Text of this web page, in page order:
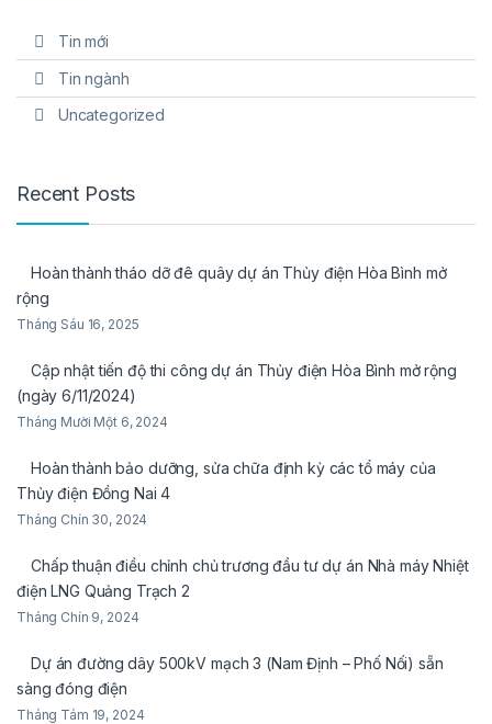
Tin mới
Tin ngành
Uncategorized
Recent Posts
Hoàn thành tháo dỡ đê quây dự án Thủy điện Hòa Bình mở
rộng
Tháng Sáu 16, 2025
Cập nhật tiến độ thi công dự án Thủy điện Hòa Bình mở rộng
(ngày 6/11/2024)
Tháng Mười Một 6, 2024
Hoàn thành bảo dưỡng, sửa chữa định kỳ các tổ máy của
Thủy điện Đồng Nai 4
Tháng Chín 30, 2024
Chấp thuận điều chỉnh chủ trương đầu tư dự án Nhà máy Nhiệt
điện LNG Quảng Trạch 2
Tháng Chín 9, 2024
Dự án đường dây 500kV mạch 3 (Nam Định – Phố Nối) sẵn
sàng đóng điện
Tháng Tám 19, 2024